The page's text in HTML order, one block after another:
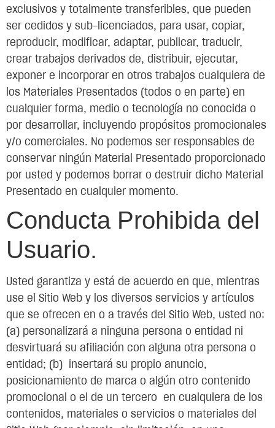
exclusivos y totalmente transferibles, que pueden
ser cedidos y sub-licenciados, para usar, copiar,
reproducir, modificar, adaptar, publicar, traducir,
crear trabajos derivados de, distribuir, ejecutar,
exponer e incorporar en otros trabajos cualquiera de
los Materiales Presentados (todos o en parte) en
cualquier forma, medio o tecnología no conocida o
por desarrollar, incluyendo propósitos promocionales
y/o comerciales. No podemos ser responsables de
conservar ningún Material Presentado proporcionado
por usted y podemos borrar o destruir dicho Material
Presentado en cualquier momento.
Conducta Prohibida del
Usuario.
Usted garantiza y está de acuerdo en que, mientras
use el Sitio Web y los diversos servicios y artículos
que se ofrecen en o a través del Sitio Web, usted no:
(a) personalizará a ninguna persona o entidad ni
desvirtuará su afiliación con alguna otra persona o
entidad; (b) insertará su propio anuncio,
posicionamiento de marca o algún otro contenido
promocional o el de un tercero en cualquiera de los
contenidos, materiales o servicios o materiales del